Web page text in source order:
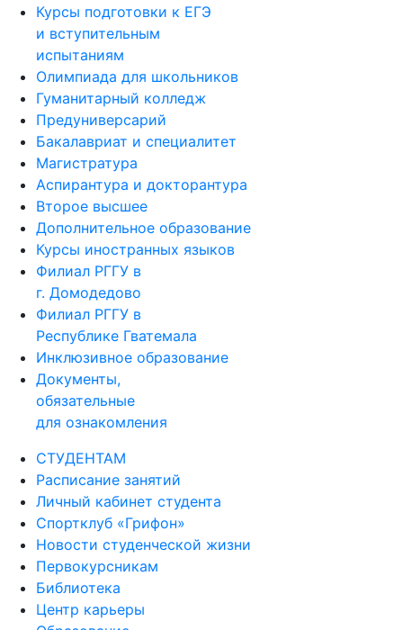
Курсы подготовки к ЕГЭ
и вступительным
испытаниям
Олимпиада для школьников
Гуманитарный колледж
Предуниверсарий
Бакалавриат и специалитет
Магистратура
Аспирантура и докторантура
Второе высшее
Дополнительное образование
Курсы иностранных языков
Филиал РГГУ в
г. Домодедово
Филиал РГГУ в
Республике Гватемала
Инклюзивное образование
Документы,
обязательные
для ознакомления
СТУДЕНТАМ
Расписание занятий
Личный кабинет студента
Спортклуб «Грифон»
Новости студенческой жизни
Первокурсникам
Библиотека
Центр карьеры